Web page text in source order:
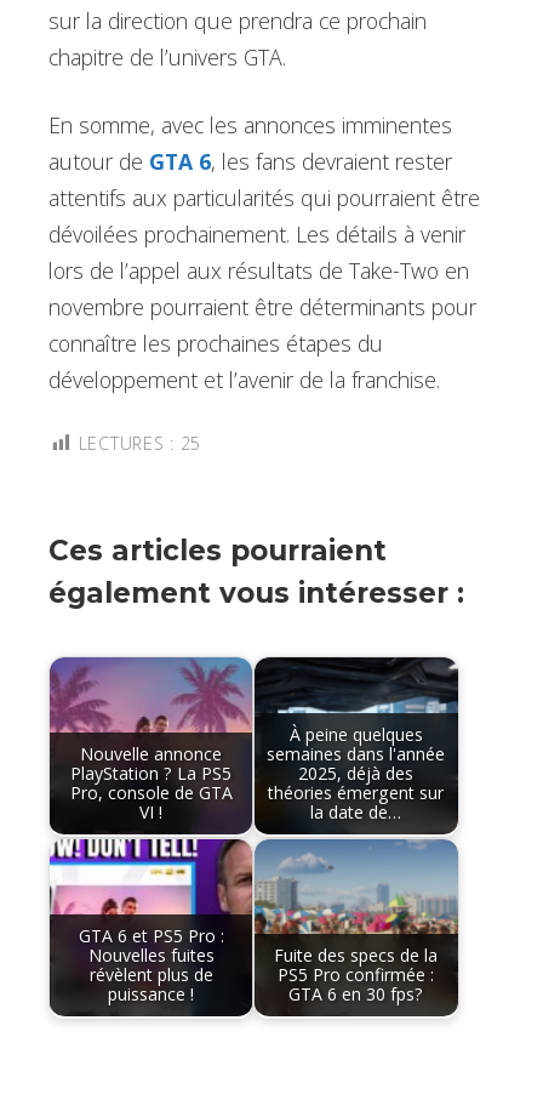
sur la direction que prendra ce prochain
chapitre de l’univers GTA.
En somme, avec les annonces imminentes
autour de GTA 6, les fans devraient rester
attentifs aux particularités qui pourraient être
dévoilées prochainement. Les détails à venir
lors de l’appel aux résultats de Take-Two en
novembre pourraient être déterminants pour
connaître les prochaines étapes du
développement et l’avenir de la franchise.
LECTURES : 25
Ces articles pourraient
également vous intéresser :
Nouvelle annonce
PlayStation ? La PS5
Pro, console de GTA
VI !
À peine quelques
semaines dans l'année
2025, déjà des
théories émergent sur
la date de…
GTA 6 et PS5 Pro :
Nouvelles fuites
révèlent plus de
puissance !
Fuite des specs de la
PS5 Pro confirmée :
GTA 6 en 30 fps?